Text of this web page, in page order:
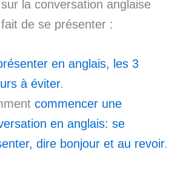
la conversation anglaise
de se présenter :
en anglais, les 3
à éviter.
commencer une
en anglais: se
dire bonjour et au revoir.